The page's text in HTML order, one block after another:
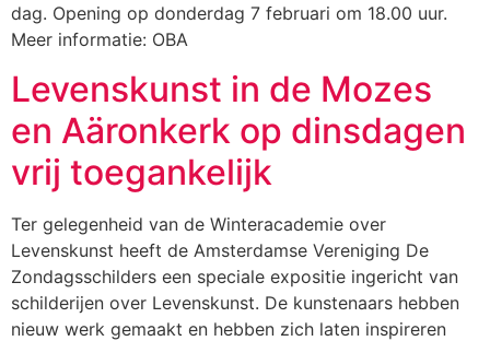
dag. Opening op donderdag 7 februari om 18.00 uur.
Meer informatie: OBA
Levenskunst in de Mozes
en Aäronkerk op dinsdagen
vrij toegankelijk
Ter gelegenheid van de Winteracademie over
Levenskunst heeft de Amsterdamse Vereniging De
Zondagsschilders een speciale expositie ingericht van
schilderijen over Levenskunst. De kunstenaars hebben
nieuw werk gemaakt en hebben zich laten inspireren